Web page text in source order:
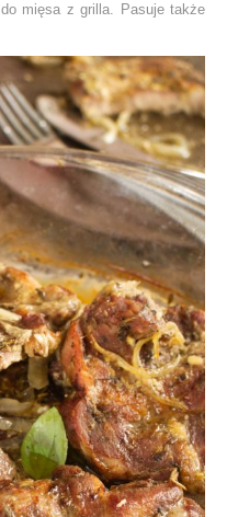
mięsa z grilla. Pasuje także